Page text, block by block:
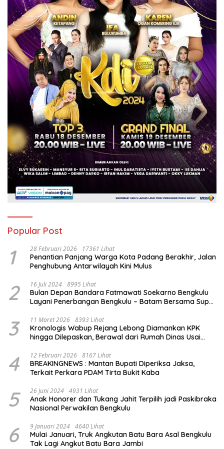
Popular Post
1 28 Februari 2026 17361 Lihat
Penantian Panjang Warga Kota Padang Berakhir, Jalan
Penghubung Antarwilayah Kini Mulus
2 16 Juli 2024 8995 Lihat
Bulan Depan Bandara Fatmawati Soekarno Bengkulu
Layani Penerbangan Bengkulu – Batam Bersama Super
3 11 Maret 2026 8393 Lihat
Kronologis Wabup Rejang Lebong Diamankan KPK
hingga Dilepaskan, Berawal dari Rumah Dinas Usai
4 12 Februari 2026 8167 Lihat
BREAKINGNEWS : Mantan Bupati Diperiksa Jaksa,
Terkait Perkara PDAM Tirta Bukit Kaba
5 26 Juni 2024 4931 Lihat
Anak Honorer dan Tukang Jahit Terpilih jadi Paskibraka
Nasional Perwakilan Bengkulu
6 9 Januari 2024 4640 Lihat
Mulai Januari, Truk Angkutan Batu Bara Asal Bengkulu
Tak Lagi Angkut Batu Bara Jambi